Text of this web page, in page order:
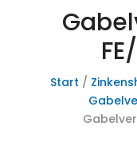
Start /